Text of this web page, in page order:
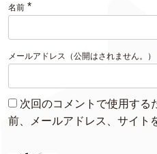
名前 *
メールアドレス（公開はされません。）
次回のコメントで使用する
前、メールアドレス、サイト